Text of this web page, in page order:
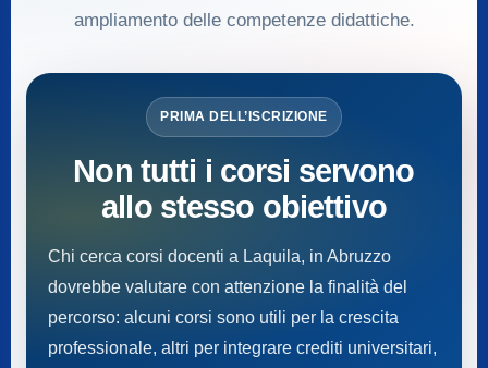
ampliamento delle competenze didattiche.
PRIMA DELL’ISCRIZIONE
Non tutti i corsi servono
allo stesso obiettivo
Chi cerca corsi docenti a Laquila, in Abruzzo
dovrebbe valutare con attenzione la finalità del
percorso: alcuni corsi sono utili per la crescita
professionale, altri per integrare crediti universitari,